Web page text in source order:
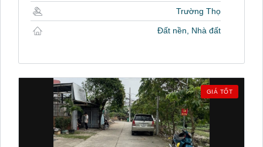
Trường Thọ
Đất nền, Nhà đất
GIÁ TỐT